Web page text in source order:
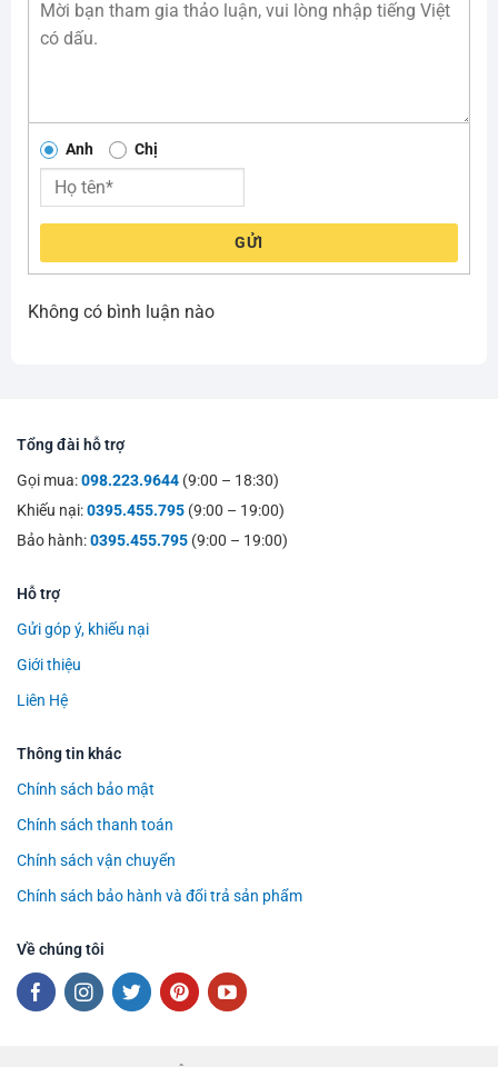
Anh Chị
GỬI
Không có bình luận nào
Tổng đài hỗ trợ
Gọi mua:098.223.9644 (9:00 – 18:30)
Khiếu nại:0395.455.795 (9:00 – 19:00)
Bảo hành:0395.455.795 (9:00 – 19:00)
Hỗ trợ
Gửi góp ý, khiếu nại
Giới thiệu
Liên Hệ
Thông tin khác
Chính sách bảo mật
Chính sách thanh toán
Chính sách vận chuyển
Chính sách bảo hành và đổi trả sản phẩm
Về chúng tôi